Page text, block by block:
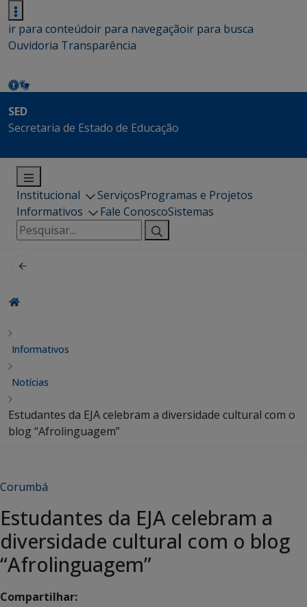
ir para conteúdoir para navegaçãoir para busca
Ouvidoria Transparência
SED
Secretaria de Estado de Educação
Institucional ServiçosProgramas e Projetos
Informativos
Fale ConoscoSistemas
Pesquisar
por:
Informativos
Notícias
Estudantes da EJA celebram a diversidade cultural com o
blog “Afrolinguagem”
Corumbá
Estudantes da EJA celebram a
diversidade cultural com o blog
“Afrolinguagem”
Compartilhar: